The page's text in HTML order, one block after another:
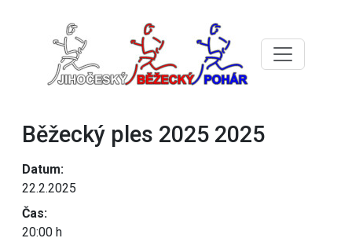
Běžecký ples 2025 2025
Datum:
22.2.2025
Čas:
20:00 h